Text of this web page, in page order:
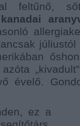
feltűnő,
kanadai
évelő.
ez a